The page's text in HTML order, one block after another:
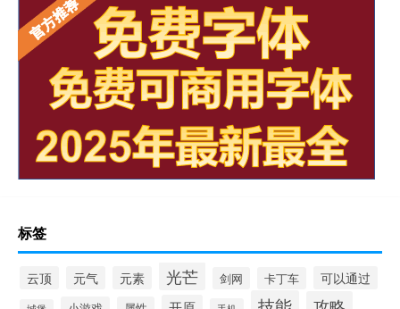
标签
云顶 元气 元素 光芒 剑网 卡丁车 可以通过